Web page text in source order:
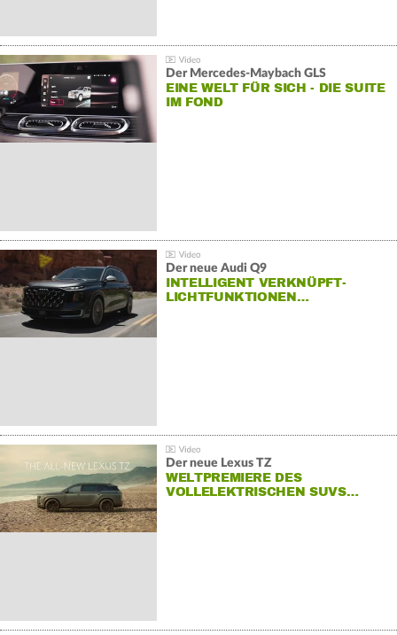
Der Mercedes‑Maybach GLS
EINE WELT FÜR SICH - DIE SUITE
IM FOND
Der neue Audi Q9
INTELLIGENT VERKNÜPFT-
LICHTFUNKTIONEN…
Der neue Lexus TZ
WELTPREMIERE DES
VOLLELEKTRISCHEN SUVS…